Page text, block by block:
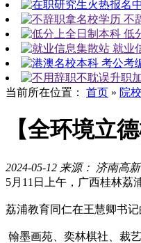
不
低
就业
当前所在位置： 首页 » 院校
【全环境立
2024-05-12 来源： 济南高
5月11日上午，广西桂林荔
荔浦教育同仁在王慧卿书
翰墨画苑、奕林棋社、裁